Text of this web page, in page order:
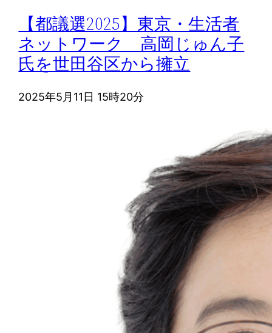
【都議選2025】東京・生活者
ネットワーク 高岡じゅん子
氏を世田谷区から擁立
2025年5月11日 15時20分